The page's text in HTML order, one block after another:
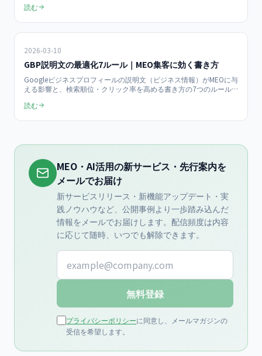
すぐ実践できるテクニックをまとめました。
読む
2026-03-10
GBP説明文の最適化7ルール｜MEO集客に効く書き方
Googleビジネスプロフィールの説明文（ビジネス情報）がMEOに与
える影響と、検索順位・クリック率を高める書き方の7つのルール
トをまとめました。
読む
MEO・AI活用の新サービス・先行案内を
メールでお届け
新サービスリリース・新機能アップデート・実
践ノウハウなど、公開事例より一歩踏み込んだ
情報をメールでお届けします。配信頻度は内容
に応じて随時、いつでも解除できます。
メールアドレス
無料登録
プライバシーポリシーに同意し、メールマガジンの
受信を希望します。